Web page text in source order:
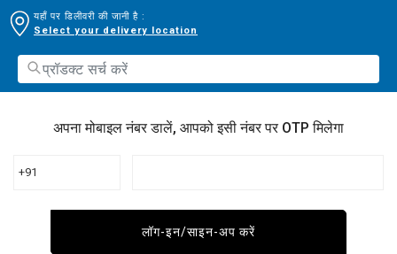
यहाँ पर डिलीवरी की जानी है :
Select your delivery location
अपना मोबाइल नंबर डालें, आपको इसी नंबर पर OTP मिलेगा
+91
लॉग-इन/साइन-अप करें